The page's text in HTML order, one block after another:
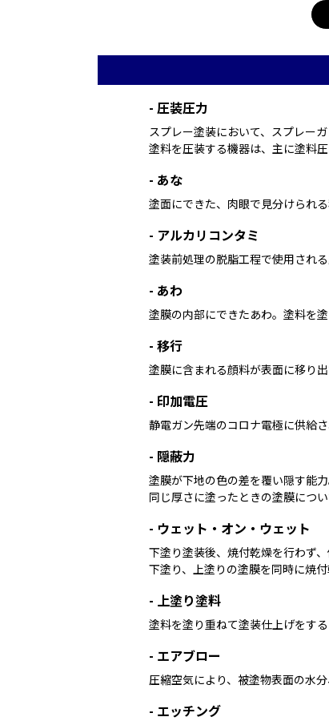
- 圧装圧力
スプレー塗装において、スプレー
塗料を圧装する機器は、主に塗料
- あな
塗面にできた、肉眼で見分けられる
- アルカリコンタミ
塗装前処理の脱脂工程で使用され
- あわ
塗膜の内部にできたあわ。塗料を
- 移行
塗膜に含まれる顔料が表面に移り
- 印加電圧
静電ガン先端のコロナ電極に供給
- 隠蔽力
塗膜が下地の色の差を覆い隠す能
同じ厚さに塗ったときの塗膜につ
- ウェット・オン・ウェット
下塗り塗装後、焼付乾燥を行わず
下塗り、上塗りの塗膜を同時に焼
- 上塗り塗料
塗料を塗り重ねて塗装仕上げをす
- エアブロー
圧縮空気により、被塗物表面の水
- エッチング